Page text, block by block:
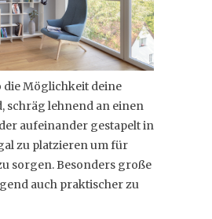
die Möglichkeit deine
schräg lehnend an einen
aufeinander gestapelt in
zu platzieren um für
sorgen. Besonders große
auch praktischer zu